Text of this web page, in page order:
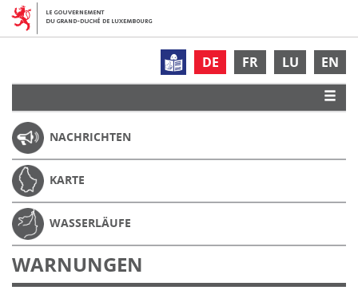
DE FR LU EN
NACHRICHTEN
KARTE
WASSERLÄUFE
WARNUNGEN